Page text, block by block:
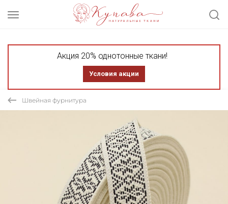
Акция 20% однотонные ткани!
Условия акции
Швейная фурнитура